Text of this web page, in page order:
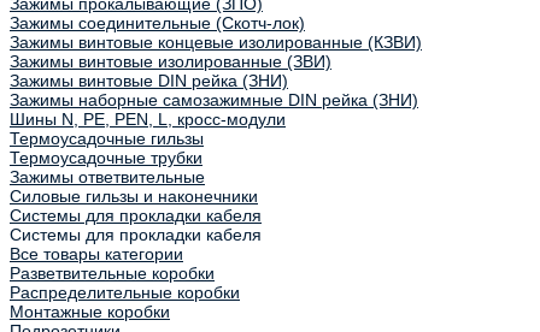
Зажимы прокалывающие (ЗПО)
Зажимы соединительные (Скотч-лок)
Зажимы винтовые концевые изолированные (КЗВИ)
Зажимы винтовые изолированные (ЗВИ)
Зажимы винтовые DIN рейка (ЗНИ)
Зажимы наборные самозажимные DIN рейка (ЗНИ)
Шины N, PE, PEN, L, кросс-модули
Термоусадочные гильзы
Термоусадочные трубки
Зажимы ответвительные
Силовые гильзы и наконечники
Системы для прокладки кабеля
Системы для прокладки кабеля
Все товары категории
Разветвительные коробки
Распределительные коробки
Монтажные коробки